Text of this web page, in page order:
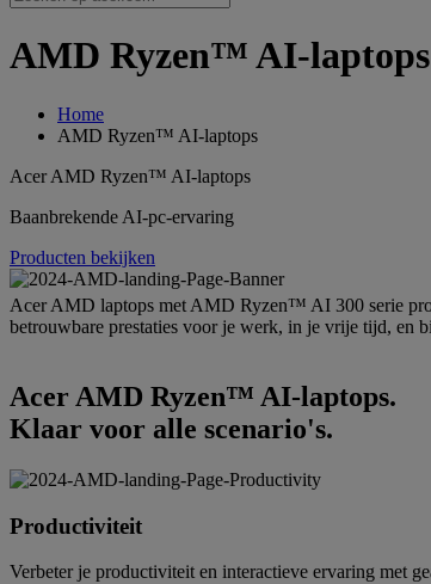
AMD Ryzen™ AI-
Home
AMD Ryzen™ AI-laptops
Acer AMD Ryzen™ AI-laptops
Baanbrekende AI-pc-ervaring
Producten bekijken
Acer AMD laptops met AMD Ryzen™ AI 300 serie
betrouwbare prestaties voor je werk, in je vrije tijd, en
Acer AMD Ryzen™ AI-laptops.
Klaar voor alle scenario's.
Productiviteit
Verbeter je productiviteit en interactieve ervaring met